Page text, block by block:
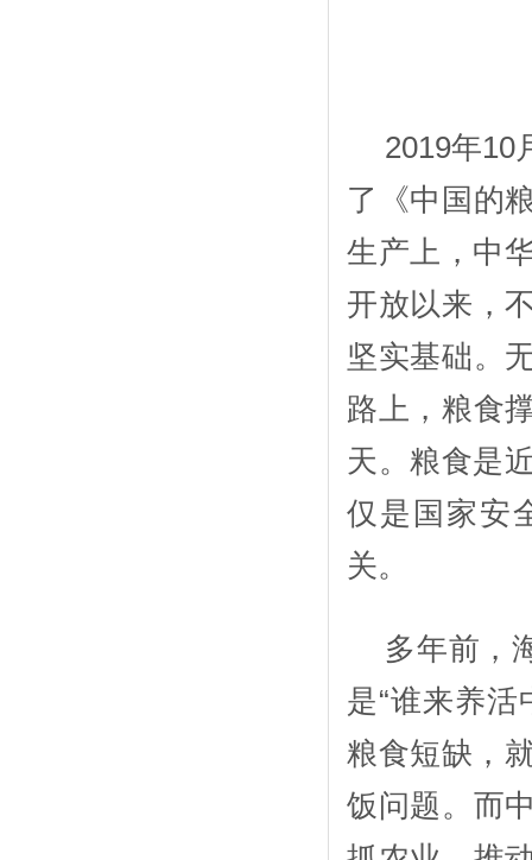
2019年10
了《中国的
生产上，中
开放以来，
坚实基础。
路上，粮食
天。粮食是
仅是国家安
关。
多年前，
是“谁来养
粮食短缺，
饭问题。而